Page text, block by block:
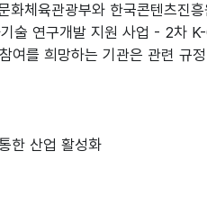
화체육관광부와 한국콘텐츠진
술 연구개발 지원 사업 - 2차 K-
여를 희망하는 기관은 관련 규
한 산업 활성화